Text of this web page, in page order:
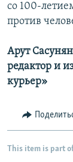
со 100-
против
Арут
редактор и
курьер»
This item is part